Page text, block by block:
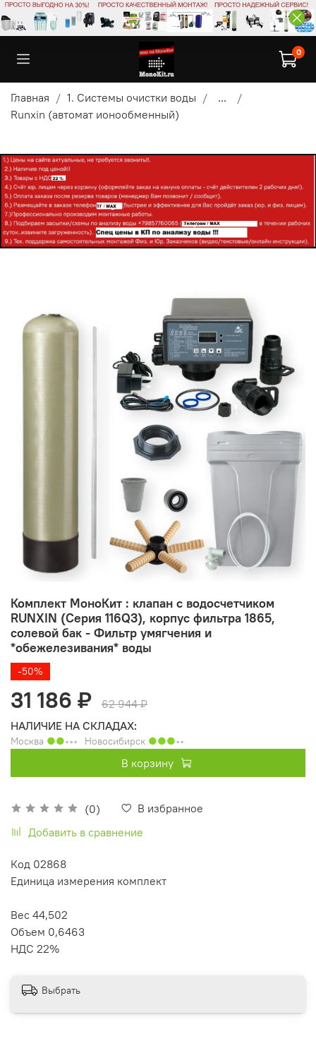
0
Главная 1. Системы очистки воды
...
Runxin (автомат ионообменный)
Комплект МоноКит : клапан с водосчетчиком
RUNXIN (Серия 116Q3), корпус фильтра 1865,
солевой бак - Фильтр умягчения и
*обежелезивания* воды
(0)
В избранное
Добавить в сравнение
-50%
31 186 ₽
62 944 ₽
НАЛИЧИЕ НА СКЛАДАХ:
Москва ●●◦◦◦ Новосибирск ●●●◦◦
В корзину
Код 02868
Единица измерения комплект
Вес 44,502
Объем 0,6463
НДС 22%
Выбрать